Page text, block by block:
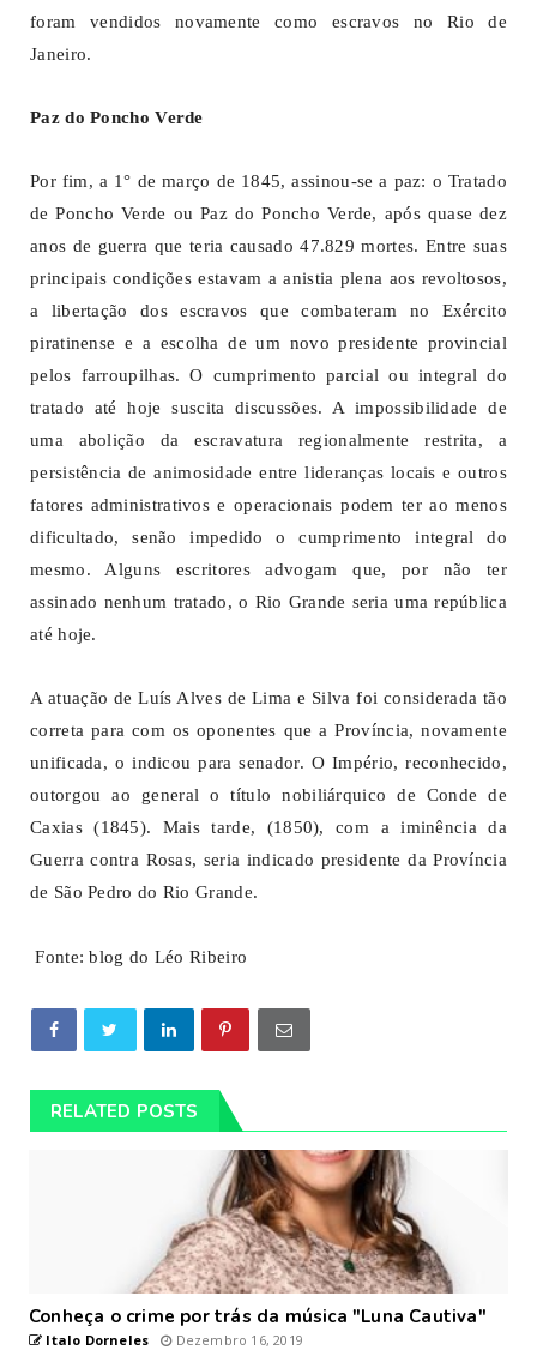
foram vendidos novamente como escravos no Rio de
Janeiro.
Paz do Poncho Verde
Por fim, a 1° de março de 1845, assinou-se a paz: o Tratado
de Poncho Verde ou Paz do Poncho Verde, após quase dez
anos de guerra que teria causado 47.829 mortes. Entre suas
principais condições estavam a anistia plena aos revoltosos,
a libertação dos escravos que combateram no Exército
piratinense e a escolha de um novo presidente provincial
pelos farroupilhas. O cumprimento parcial ou integral do
tratado até hoje suscita discussões. A impossibilidade de
uma abolição da escravatura regionalmente restrita, a
persistência de animosidade entre lideranças locais e outros
fatores administrativos e operacionais podem ter ao menos
dificultado, senão impedido o cumprimento integral do
mesmo. Alguns escritores advogam que, por não ter
assinado nenhum tratado, o Rio Grande seria uma república
até hoje.
A atuação de Luís Alves de Lima e Silva foi considerada tão
correta para com os oponentes que a Província, novamente
unificada, o indicou para senador. O Império, reconhecido,
outorgou ao general o título nobiliárquico de Conde de
Caxias (1845). Mais tarde, (1850), com a iminência da
Guerra contra Rosas, seria indicado presidente da Província
de São Pedro do Rio Grande.
Fonte: blog do Léo Ribeiro
RELATED POSTS
Conheça o crime por trás da música "Luna Cautiva"
Italo Dorneles Dezembro 16, 2019